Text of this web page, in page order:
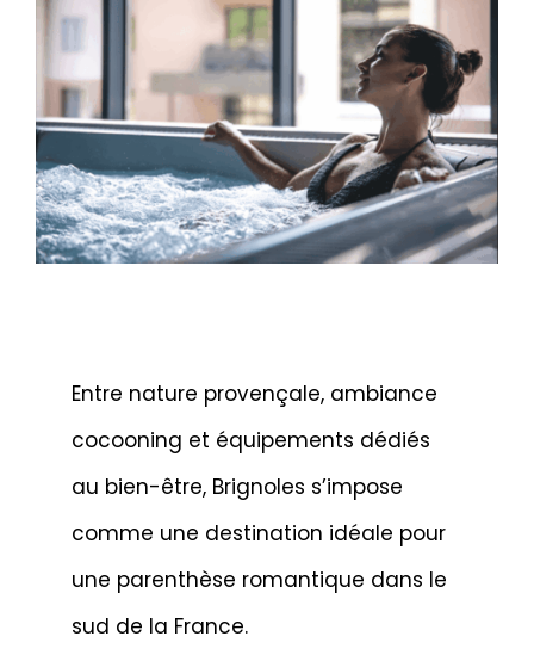
Entre nature provençale, ambiance
cocooning et équipements dédiés
au bien-être, Brignoles s’impose
comme une destination idéale pour
une parenthèse romantique dans le
sud de la France.